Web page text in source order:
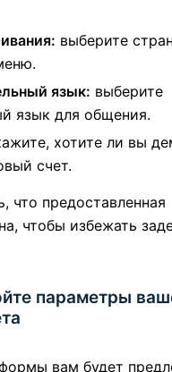
выберите
язык: выберите
язык для общения.
хотите ли вы
счет.
что предоставленная
чтобы избежать
параметры
вам будет